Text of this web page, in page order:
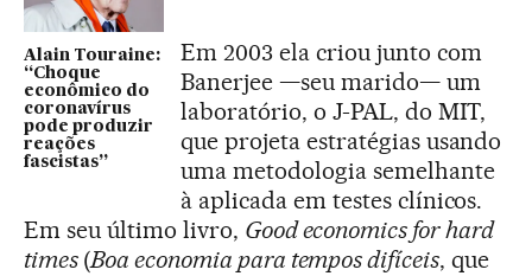
Alain Touraine:
“Choque
econômico do
coronavírus
pode produzir
reações
fascistas”
Em 2003 ela criou junto com
Banerjee —seu marido— um
laboratório, o J-PAL, do MIT,
que projeta estratégias usando
uma metodologia semelhante
à aplicada em testes clínicos.
Em seu último livro, Good economics for hard
times (Boa economia para tempos difíceis, que